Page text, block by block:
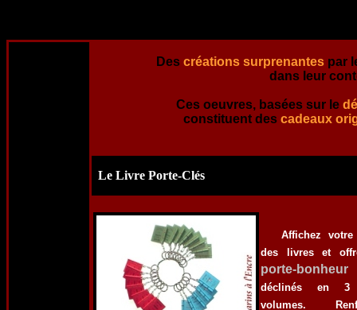
Des créations surprenantespar
dans leur
Ces oeuvres, basées sur le
constituent des cadeaux
Le Livre Porte-Clés
Affichez
des livres et
porte-bonheur
déclinés en 3
volumes.